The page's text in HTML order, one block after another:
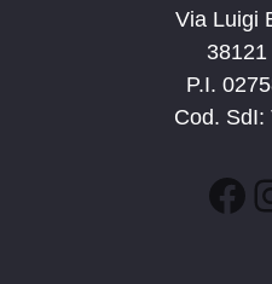
Via Luigi
P.I.
Cod. SdI: